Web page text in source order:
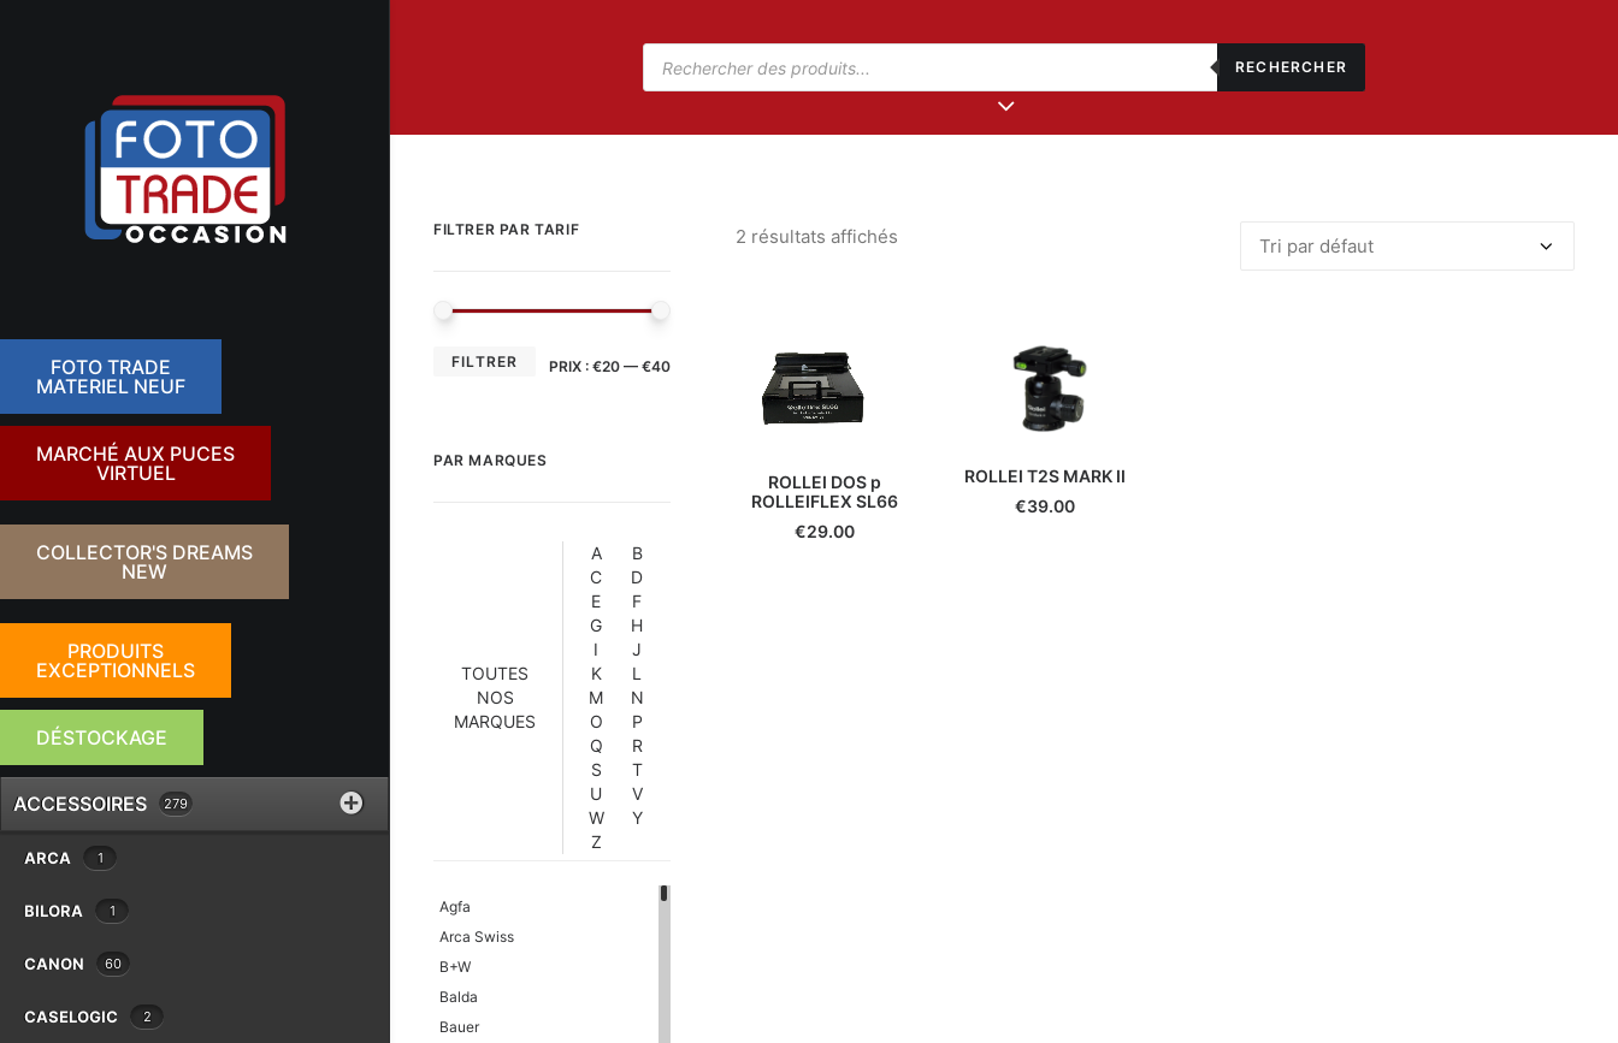
FOTO TRADE
MATERIEL NEUF
MARCHÉ AUX PUCES
VIRTUEL
COLLECTOR'S DREAMS
NEW
PRODUITS
EXCEPTIONNELS
DÉSTOCKAGE
ACCESSOIRES 279
ARCA 1
BILORA 1
CANON 60
CASELOGIC 2
RECHERCHER
FILTRER PAR TARIF
FILTRER PRIX : €20 — €40
PAR MARQUES
TOUTES
NOS
MARQUES
A
B
C
D
E
F
G
H
I
J
K
L
M
N
O
P
Q
R
S
T
U
V
W
Y
Z
Agfa
Arca Swiss
B+W
Balda
Bauer
2 résultats affichés
ROLLEI DOS p
ROLLEIFLEX SL66
€29.00
ROLLEI T2S MARK II
€39.00